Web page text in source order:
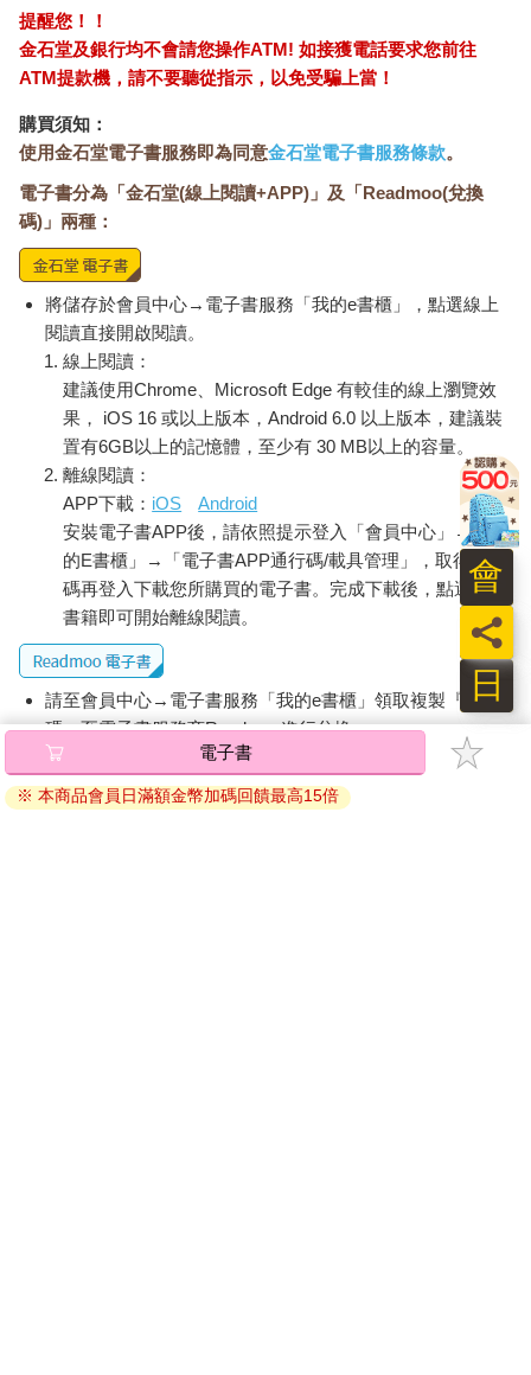
提醒您！！
金石堂及銀行均不會請您操作ATM! 如接獲電話要求您前往
ATM提款機，請不要聽從指示，以免受騙上當！
購買須知：
使用金石堂電子書服務即為同意金石堂電子書服務條款。
電子書分為「金石堂(線上閱讀+APP)」及「Readmoo(兌換
碼)」兩種：
將儲存於會員中心→電子書服務「我的e書櫃」，點選線上
閱讀直接開啟閱讀。
線上閱讀：
建議使用Chrome、Microsoft Edge 有較佳的線上瀏覽效
果， iOS 16 或以上版本，Android 6.0 以上版本，建議裝
置有6GB以上的記憶體，至少有 30 MB以上的容量。
離線閱讀：
APP下載： iOS
Android
安裝電子書APP後，請依照提示登入「會員中心」→「我
的E書櫃」→「電子書APP通行碼/載具管理」，取得通行
碼再登入下載您所購買的電子書。完成下載後，點選任一
書籍即可開始離線閱讀。
請至會員中心→電子書服務「我的e書櫃」領取複製『兌換
碼』至電子書服務商Readmoo進行兌換。
退換貨須知：
因版權保護，您在金石堂所購買的電子書僅能以金石堂專屬
電子書
※ 本商品會員日滿額金幣加碼回饋最高15倍
日
員
會